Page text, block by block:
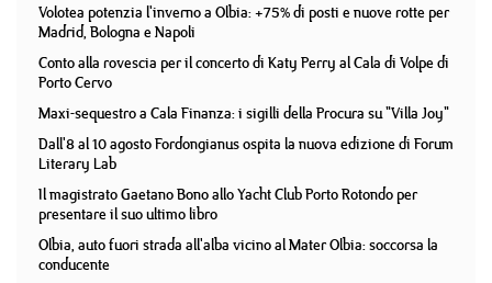
Volotea potenzia l'inverno a Olbia: +75% di posti e nuove rotte per
Madrid, Bologna e Napoli
Conto alla rovescia per il concerto di Katy Perry al Cala di Volpe di
Porto Cervo
Maxi-sequestro a Cala Finanza: i sigilli della Procura su "Villa Joy"
Dall'8 al 10 agosto Fordongianus ospita la nuova edizione di Forum
Literary Lab
Il magistrato Gaetano Bono allo Yacht Club Porto Rotondo per
presentare il suo ultimo libro
Olbia, auto fuori strada all'alba vicino al Mater Olbia: soccorsa la
conducente